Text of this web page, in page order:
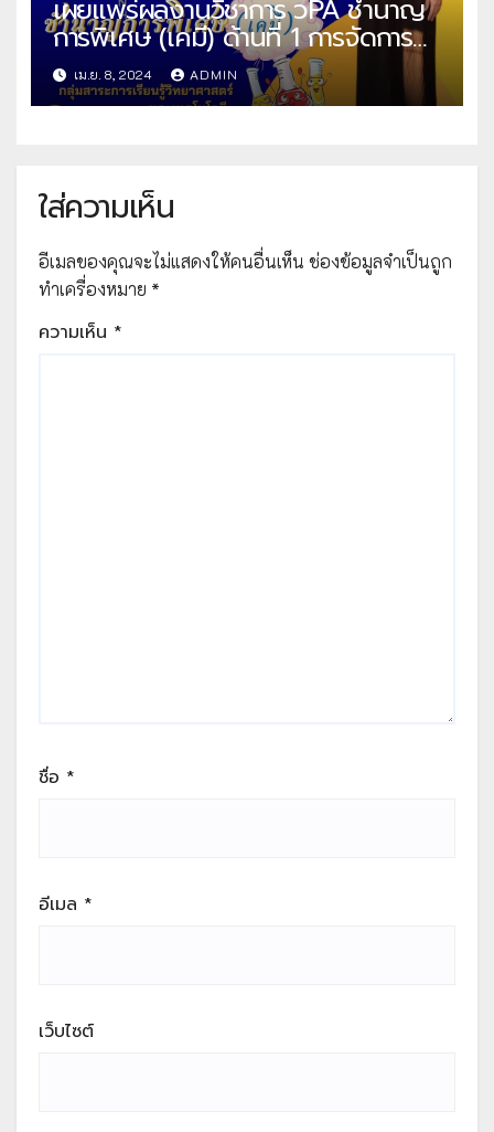
เผยแพร่ผลงานวิชาการ วPA ชำนาญ
การพิเศษ (เคมี) ด้านที่ 1 การจัดการ
เรียนการสอน แผนการสอน คลิปวีดีโอ
สอน คลิปวีดีโอแรงบันดาลใจ ด้านที่ 2
เม.ย. 8, 2024 ADMIN
ใส่ความเห็น
อีเมลของคุณจะไม่แสดงให้คนอื่นเห็น ช่องข้อมูลจำเป็นถูก
ทำเครื่องหมาย *
ความเห็น *
ชื่อ *
อีเมล *
เว็บไซต์